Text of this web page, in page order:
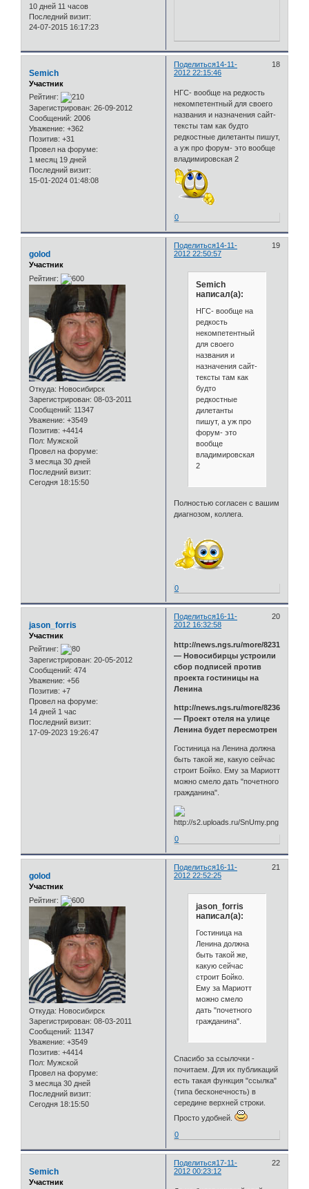
10 дней 11 часов
Последний визит:
24-07-2015 16:17:23
Поделиться 18
14-11-
2012 22:15:46
Semich
Участник
Рейтинг:
Зарегистрирован: 26-09-2012
Сообщений: 2006
Уважение: +362
Позитив: +31
Провел на форуме:
1 месяц 19 дней
Последний визит:
15-01-2024 01:48:08
НГС- вообще на редкость
некомпетентный для своего
названия и назначения сайт-
тексты там как будто
редкостные дилетанты пишут,
а уж про форум- это вообще
владимировская 2
0
Поделиться 19
14-11-
2012 22:50:57
golod
Участник
Рейтинг:
Откуда: Новосибирск
Зарегистрирован: 08-03-2011
Сообщений: 11347
Уважение: +3549
Позитив: +4414
Пол: Мужской
Провел на форуме:
3 месяца 30 дней
Последний визит:
Сегодня 18:15:50
Semich
написал(а):
НГС- вообще на
редкость
некомпетентный
для своего
названия и
назначения сайт-
тексты там как
будто
редкостные
дилетанты
пишут, а уж про
форум- это
вообще
владимировская
2
Полностью согласен с вашим
диагнозом, коллега.
0
Поделиться 20
16-11-
2012 16:32:58
jason_forris
Участник
Рейтинг:
Зарегистрирован: 20-05-2012
Сообщений: 474
Уважение: +56
Позитив: +7
Провел на форуме:
14 дней 1 час
Последний визит:
17-09-2023 19:26:47
http://news.ngs.ru/more/823188/
— Новосибирцы устроили
сбор подписей против
проекта гостиницы на
Ленина
http://news.ngs.ru/more/823688/
— Проект отеля на улице
Ленина будет пересмотрен
Гостиница на Ленина должна
быть такой же, какую сейчас
строит Бойко. Ему за Мариотт
можно смело дать "почетного
гражданина".
0
Поделиться 21
16-11-
2012 22:52:25
golod
Участник
Рейтинг:
Откуда: Новосибирск
Зарегистрирован: 08-03-2011
Сообщений: 11347
Уважение: +3549
Позитив: +4414
Пол: Мужской
Провел на форуме:
3 месяца 30 дней
Последний визит:
Сегодня 18:15:50
jason_forris
написал(а):
Гостиница на
Ленина должна
быть такой же,
какую сейчас
строит Бойко.
Ему за Мариотт
можно смело
дать "почетного
гражданина".
Спасибо за ссылочки -
почитаем. Для их публикаций
есть такая функция "ссылка"
(типа бесконечность) в
середине верхней строки.
Просто удобней.
0
Поделиться 22
17-11-
2012 00:23:12
Semich
Участник